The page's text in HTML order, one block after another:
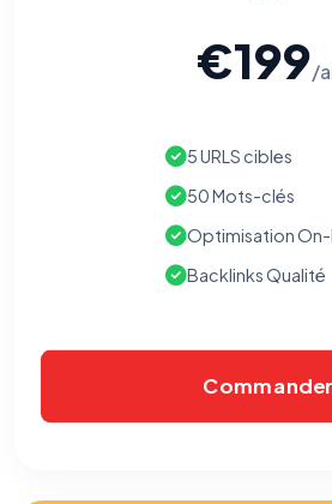
€199/
5 URLS cibles
50 Mots-clés
Optimisation On-
Backlinks Qualité
Commander